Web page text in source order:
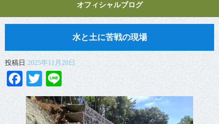
オフィシャルブログ
水と土に苦戦の現場
投稿日 2025年11月20日
Facebook
Twitter